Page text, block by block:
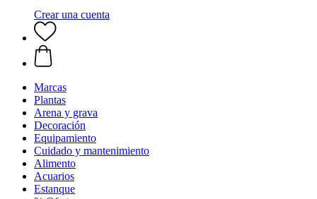
Crear una cuenta
Marcas
Plantas
Arena y grava
Decoración
Equipamiento
Cuidado y mantenimiento
Alimento
Acuarios
Estanque